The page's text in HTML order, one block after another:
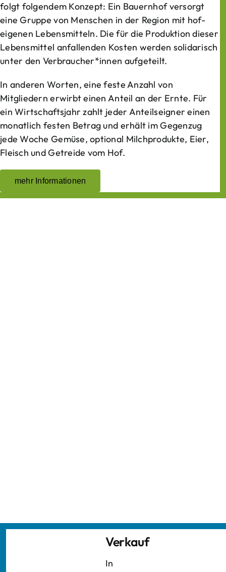
folgt folgendem Konzept: Ein Bauern­hof versorgt
eine Gruppe von Menschen in der Region mit hof­
eigenen Lebens­mitteln. Die für die Produktion dieser
Lebens­mittel anfallenden Kosten werden solidarisch
unter den Verbraucher*­innen aufgeteilt.
In anderen Worten, eine feste Anzahl von
Mitgliedern erwirbt einen Anteil an der Ernte. Für
ein Wirtschaftsjahr zahlt jeder Anteilseigner einen
monatlich festen Betrag und erhält im Gegenzug
jede Woche Gemüse, optional Milchprodukte, Eier,
Fleisch und Getreide vom Hof.
mehr Informationen
Verkauf
In